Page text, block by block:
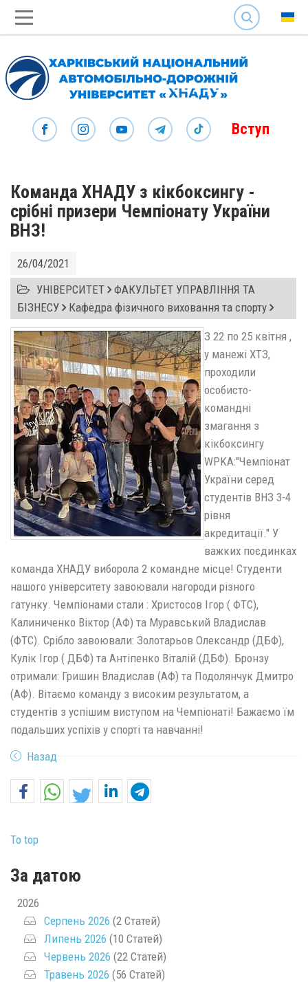
SEARCH
Вступ
Команда ХНАДУ з кікбоксингу -
срібні призери Чемпіонату України
ВНЗ!
26/04/2021
УНІВЕРСИТЕТ ФАКУЛЬТЕТ УПРАВЛІННЯ ТА
БІЗНЕСУ Кафедра фізичного виховання та спорту
З 22 по 25 квітня ,
у манежі ХТЗ,
проходили
особисто-
командні
змагання з
кікбоксингу
WPKA:"Чемпіонат
України серед
студентів ВНЗ 3-4
рівня
акредитації." У
важких поєдинках
команда ХНАДУ виборола 2 командне місце! Студенти
нашого університету завоювали нагороди різного
гатунку. Чемпіонами стали : Христосов Ігор ( ФТС),
Калиниченко Віктор (АФ) та Муравський Владислав
(ФТС). Срібло завоювали: Золотарьов Олександр (ДБФ),
Кулік Ігор ( ДБФ) та Антіпенко Віталій (ДБФ). Бронзу
отримали: Гришин Владислав (АФ) та Подолянчук Дмитро
(АФ). Вітаємо команду з високим результатом, а
студентів з успішим виступом на Чемпіонаті! Бажаємо їм
подальших успіхів у спорті та навчанні!
Назад
To top
За датою
2026
Серпень 2026 (2 Статей)
Липень 2026 (10 Статей)
Червень 2026 (22 Статей)
Травень 2026 (56 Статей)